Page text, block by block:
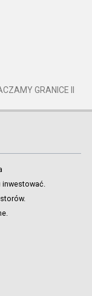
GRANICE II
inwestować.